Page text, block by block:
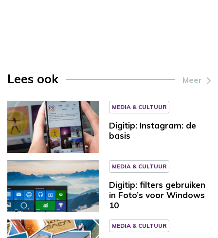
Lees ook Meer
MEDIA & CULTUUR
Digitip: Instagram: de
basis
MEDIA & CULTUUR
Digitip: filters gebruiken
in Foto’s voor Windows
10
MEDIA & CULTUUR